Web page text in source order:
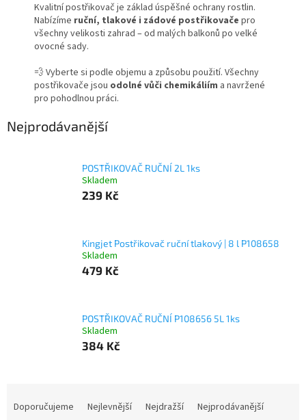
Kvalitní postřikovač je základ úspěšné ochrany rostlin.
Nabízíme ruční, tlakové i zádové postřikovače pro
všechny velikosti zahrad – od malých balkonů po velké
ovocné sady.
💨 Vyberte si podle objemu a způsobu použití. Všechny
postřikovače jsou odolné vůči chemikáliím a navržené
pro pohodlnou práci.
Nejprodávanější
POSTŘIKOVAČ RUČNÍ 2L 1ks
Skladem
239 Kč
Kingjet Postřikovač ruční tlakový | 8 l P108658
Skladem
479 Kč
POSTŘIKOVAČ RUČNÍ P108656 5L 1ks
Skladem
384 Kč
Doporučujeme Nejlevnější Nejdražší
Nejprodávanější